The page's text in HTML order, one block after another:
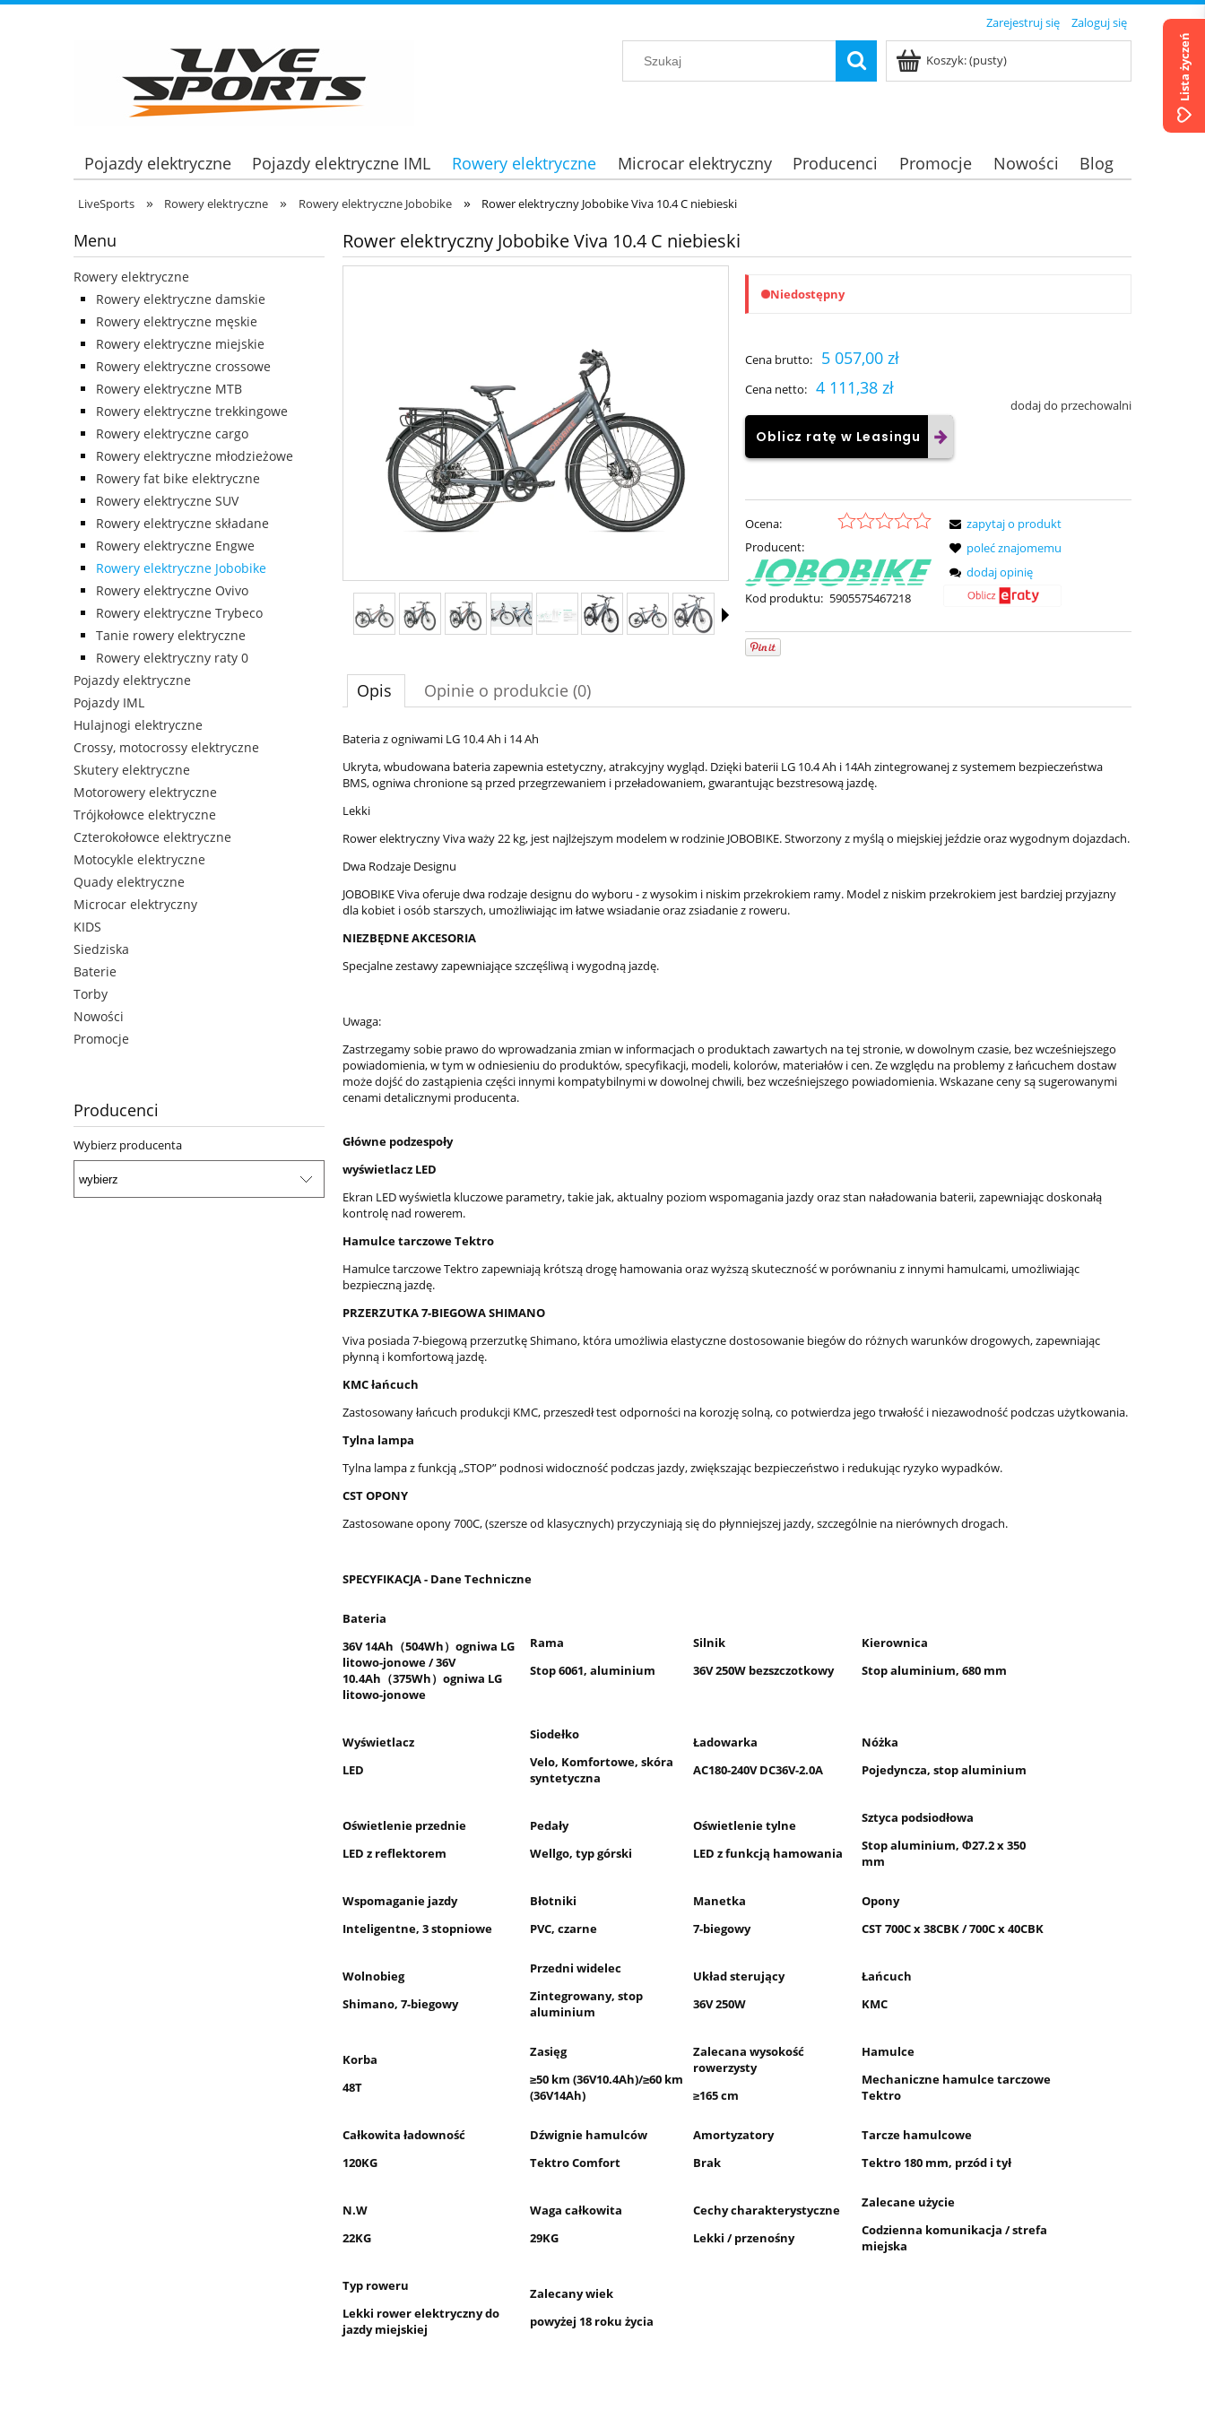
Zarejestruj się Zaloguj się
Koszyk:(pusty)
Pojazdy elektryczne Pojazdy elektryczne IML Rowery elektryczne Microcar elektryczny Producenci Promocje Nowości Blog
LiveSports » Rowery elektryczne » Rowery elektryczne Jobobike » Rower elektryczny Jobobike Viva 10.4 C niebieski
Menu
Rowery elektryczne
Rowery elektryczne damskie
Rowery elektryczne męskie
Rowery elektryczne miejskie
Rowery elektryczne crossowe
Rowery elektryczne MTB
Rowery elektryczne trekkingowe
Rowery elektryczne cargo
Rowery elektryczne młodzieżowe
Rowery fat bike elektryczne
Rowery elektryczne SUV
Rowery elektryczne składane
Rowery elektryczne Engwe
Rowery elektryczne Jobobike
Rowery elektryczne Ovivo
Rowery elektryczne Trybeco
Tanie rowery elektryczne
Rowery elektryczny raty 0
Pojazdy elektryczne
Pojazdy IML
Hulajnogi elektryczne
Crossy, motocrossy elektryczne
Skutery elektryczne
Motorowery elektryczne
Trójkołowce elektryczne
Czterokołowce elektryczne
Motocykle elektryczne
Quady elektryczne
Microcar elektryczny
KIDS
Siedziska
Baterie
Torby
Nowości
Promocje
Producenci
Wybierz producenta
Rower elektryczny Jobobike Viva 10.4 C niebieski
Niedostępny
Cena brutto: 5 057,00 zł
Cena netto: 4 111,38 zł
dodaj do przechowalni
Oblicz ratę w Leasingu
Ocena:
Producent:
Kod produktu: 5905575467218
zapytaj o produkt
poleć znajomemu
dodaj opinię
Opis Opinie o produkcie (0)
Bateria z ogniwami LG 10.4 Ah i 14 Ah
Ukryta, wbudowana bateria zapewnia estetyczny, atrakcyjny wygląd. Dzięki baterii LG 10.4 Ah i 14Ah zintegrowanej z systemem bezpieczeństwa
BMS, ogniwa chronione są przed przegrzewaniem i przeładowaniem, gwarantując bezstresową jazdę.
Lekki
Rower elektryczny Viva waży 22 kg, jest najlżejszym modelem w rodzinie JOBOBIKE. Stworzony z myślą o miejskiej jeździe oraz wygodnym dojazdach.
Dwa Rodzaje Designu
JOBOBIKE Viva oferuje dwa rodzaje designu do wyboru - z wysokim i niskim przekrokiem ramy. Model z niskim przekrokiem jest bardziej przyjazny
dla kobiet i osób starszych, umożliwiając im łatwe wsiadanie oraz zsiadanie z roweru.
NIEZBĘDNE AKCESORIA
Specjalne zestawy zapewniające szczęśliwą i wygodną jazdę.
Uwaga:
Zastrzegamy sobie prawo do wprowadzania zmian w informacjach o produktach zawartych na tej stronie, w dowolnym czasie, bez wcześniejszego
powiadomienia, w tym w odniesieniu do produktów, specyfikacji, modeli, kolorów, materiałów i cen. Ze względu na problemy z łańcuchem dostaw
może dojść do zastąpienia części innymi kompatybilnymi w dowolnej chwili, bez wcześniejszego powiadomienia. Wskazane ceny są sugerowanymi
cenami detalicznymi producenta.
Główne podzespoły
wyświetlacz LED
Ekran LED wyświetla kluczowe parametry, takie jak, aktualny poziom wspomagania jazdy oraz stan naładowania baterii, zapewniając doskonałą
kontrolę nad rowerem.
Hamulce tarczowe Tektro
Hamulce tarczowe Tektro zapewniają krótszą drogę hamowania oraz wyższą skuteczność w porównaniu z innymi hamulcami, umożliwiając
bezpieczną jazdę.
PRZERZUTKA 7-BIEGOWA SHIMANO
Viva posiada 7-biegową przerzutkę Shimano, która umożliwia elastyczne dostosowanie biegów do różnych warunków drogowych, zapewniając
płynną i komfortową jazdę.
KMC łańcuch
Zastosowany łańcuch produkcji KMC, przeszedł test odporności na korozję solną, co potwierdza jego trwałość i niezawodność podczas użytkowania.
Tylna lampa
Tylna lampa z funkcją „STOP” podnosi widoczność podczas jazdy, zwiększając bezpieczeństwo i redukując ryzyko wypadków.
CST OPONY
Zastosowane opony 700C, (szersze od klasycznych) przyczyniają się do płynniejszej jazdy, szczególnie na nierównych drogach.
SPECYFIKACJA - Dane Techniczne
Bateria
36V 14Ah （504Wh）ogniwa LG
litowo-jonowe / 36V
10.4Ah （375Wh）ogniwa LG
litowo-jonowe
Rama
Stop 6061, aluminium
Silnik
36V 250W bezszczotkowy
Kierownica
Stop aluminium, 680 mm
Wyświetlacz
LED
Siodełko
Velo, Komfortowe, skóra
syntetyczna
Ładowarka
AC180-240V DC36V-2.0A
Nóżka
Pojedyncza, stop aluminium
Oświetlenie przednie
LED z reflektorem
Pedały
Wellgo, typ górski
Oświetlenie tylne
LED z funkcją hamowania
Sztyca podsiodłowa
Stop aluminium, Φ27.2 x 350
mm
Wspomaganie jazdy
Inteligentne, 3 stopniowe
Błotniki
PVC, czarne
Manetka
7-biegowy
Opony
CST 700C x 38CBK / 700C x 40CBK
Wolnobieg
Shimano, 7-biegowy
Przedni widelec
Zintegrowany, stop
aluminium
Układ sterujący
36V 250W
Łańcuch
KMC
Korba
48T
Zasięg
≥50 km (36V10.4Ah)/≥60 km
(36V14Ah)
Zalecana wysokość
rowerzysty
≥165 cm
Hamulce
Mechaniczne hamulce tarczowe
Tektro
Całkowita ładowność
120KG
Dźwignie hamulców
Tektro Comfort
Amortyzatory
Brak
Tarcze hamulcowe
Tektro 180 mm, przód i tył
N.W
22KG
Waga całkowita
29KG
Cechy charakterystyczne
Lekki / przenośny
Zalecane użycie
Codzienna komunikacja / strefa
miejska
Typ roweru
Lekki rower elektryczny do
jazdy miejskiej
Zalecany wiek
powyżej 18 roku życia
Lista życzeń